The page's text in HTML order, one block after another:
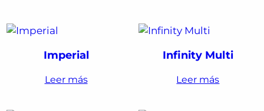
Imperial
Leer más
Infinity Multi
Leer más